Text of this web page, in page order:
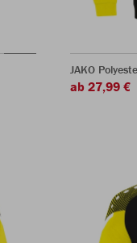
JAKO
ab 27,99 €